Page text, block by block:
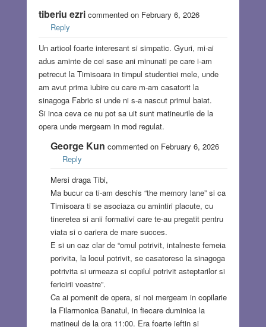
tiberiu ezricommented on February 6, 2026
Reply
Un articol foarte interesant si simpatic. Gyuri, mi-ai
adus aminte de cei sase ani minunati pe care i-am
petrecut la Timisoara in timpul studentiei mele, unde
am avut prima iubire cu care m-am casatorit la
sinagoga Fabric si unde ni s-a nascut primul baiat.
Si inca ceva ce nu pot sa uit sunt matineurile de la
opera unde mergeam in mod regulat.
George Kun commented on February 6, 2026
Reply
Mersi draga Tibi,
Ma bucur ca ti-am deschis “the memory lane” si ca
Timisoara ti se asociaza cu amintiri placute, cu
tineretea si anii formativi care te-au pregatit pentru
viata si o cariera de mare succes.
E si un caz clar de “omul potrivit, intalneste femeia
porivita, la locul potrivit, se casatoresc la sinagoga
potrivita si urmeaza si copilul potrivit asteptarilor si
fericirii voastre”.
Ca ai pomenit de opera, si noi mergeam in copilarie
la Filarmonica Banatul, in fiecare duminica la
matineul de la ora 11:00. Era foarte ieftin si